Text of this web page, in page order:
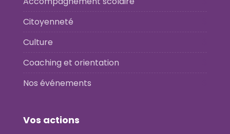
Citoyenneté
Culture
Coaching et orientation
Nos événements
Vos actions